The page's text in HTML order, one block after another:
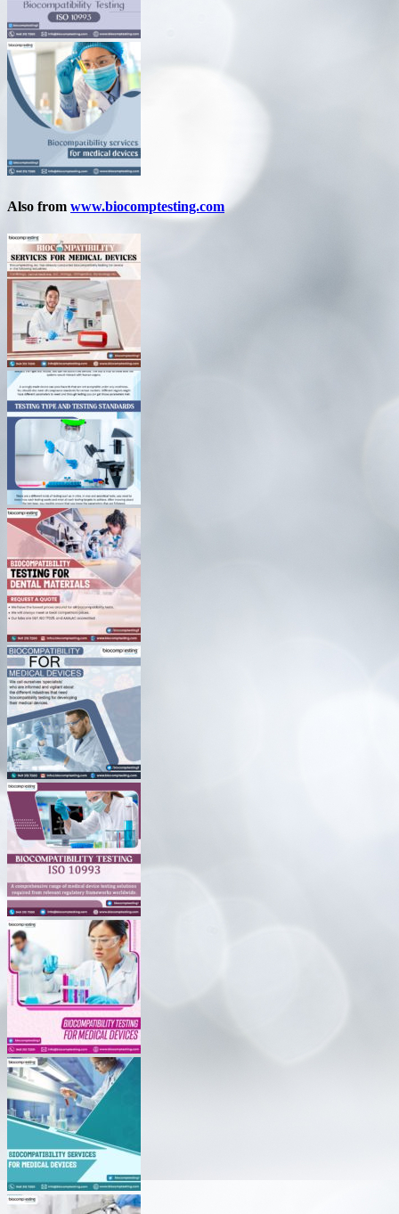
Also from www.biocomptesting.com